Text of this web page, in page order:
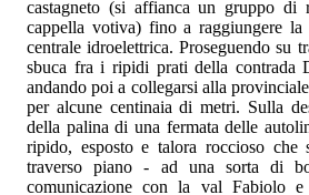
castagneto (si affianca un gruppo di
cappella votiva) fino a raggiungere la
centrale idroelettrica. Proseguendo su
sbuca fra i ripidi prati della contrada
andando poi a collegarsi alla
per alcune centinaia di metri. Sulla
della palina di una fermata delle
ripido, esposto e talora roccioso
traverso piano - ad una sorta di
comunicazione con la val Fabiolo